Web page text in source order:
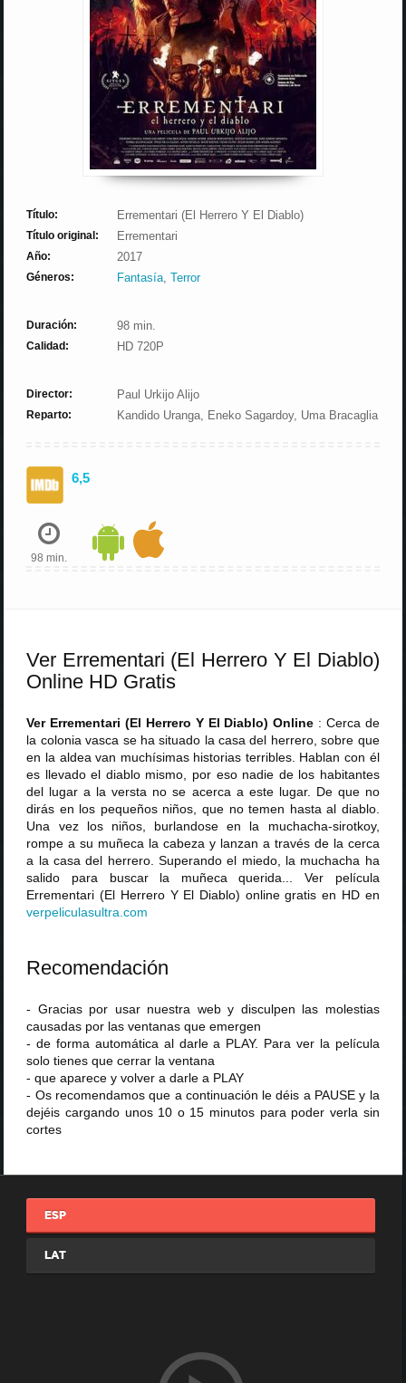
Título: Errementari (El Herrero Y El Diablo)
Título original: Errementari
Año: 2017
Géneros: Fantasía,Terror
Duración: 98 min.
Calidad: HD 720P
Director: Paul Urkijo Alijo
Reparto: Kandido Uranga, Eneko Sagardoy, Uma Bracaglia
6,5
98 min.
Ver Errementari (El Herrero Y El Diablo)
Online HD Gratis
Ver Errementari (El Herrero Y El Diablo) Online : Cerca de
la colonia vasca se ha situado la casa del herrero, sobre que
en la aldea van muchísimas historias terribles. Hablan con él
es llevado el diablo mismo, por eso nadie de los habitantes
del lugar a la versta no se acerca a este lugar. De que no
dirás en los pequeños niños, que no temen hasta al diablo.
Una vez los niños, burlandose en la muchacha-sirotkoy,
rompe a su muñeca la cabeza y lanzan a través de la cerca
a la casa del herrero. Superando el miedo, la muchacha ha
salido para buscar la muñeca querida... Ver película
Errementari (El Herrero Y El Diablo) online gratis en HD en
verpeliculasultra .com
Recomendación
- Gracias por usar nuestra web y disculpen las molestias
causadas por las ventanas que emergen
- de forma automática al darle a PLAY. Para ver la película
solo tienes que cerrar la ventana
- que aparece y volver a darle a PLAY
- Os recomendamos que a continuación le déis a PAUSE y la
dejéis cargando unos 10 o 15 minutos para poder verla sin
cortes
ESP
LAT